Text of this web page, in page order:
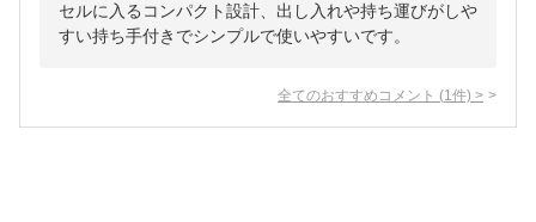
セルに入るコンパクト設計、出し入れや持ち運びがしや
すい持ち手付きでシンプルで使いやすいです。
全てのおすすめコメント (1 件) >